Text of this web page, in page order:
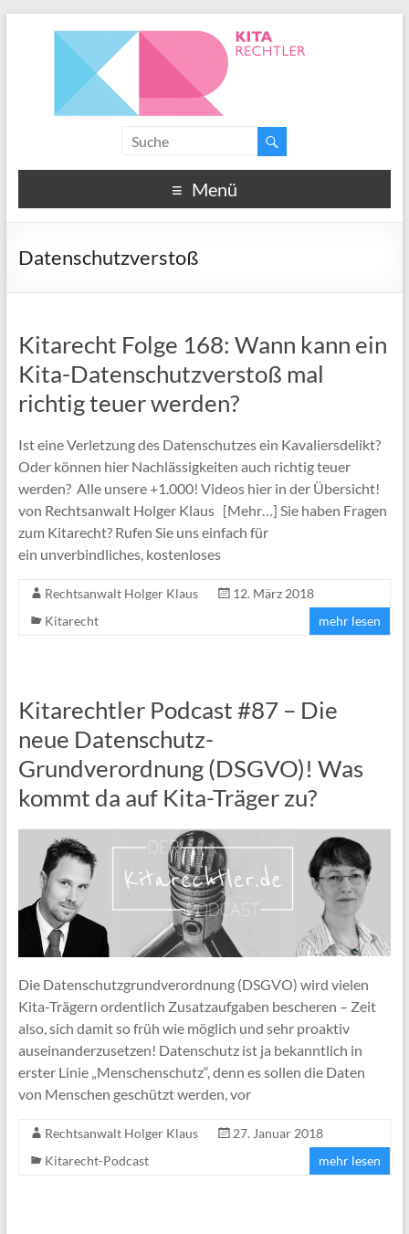
Menü
Datenschutzverstoß
Kitarecht Folge 168: Wann kann ein
Kita-Datenschutzverstoß mal
richtig teuer werden?
Ist eine Verletzung des Datenschutzes ein Kavaliersdelikt?
Oder können hier Nachlässigkeiten auch richtig teuer
werden? Alle unsere +1.000! Videos hier in der Übersicht!
von Rechtsanwalt Holger Klaus [Mehr…] Sie haben Fragen
zum Kitarecht? Rufen Sie uns einfach für
ein unverbindliches, kostenloses
Rechtsanwalt Holger Klaus
12. März 2018
Kitarecht
mehr lesen
Kitarechtler Podcast #87 – Die
neue Datenschutz-
Grundverordnung (DSGVO)! Was
kommt da auf Kita-Träger zu?
Die Datenschutzgrundverordnung (DSGVO) wird vielen
Kita-Trägern ordentlich Zusatzaufgaben bescheren – Zeit
also, sich damit so früh wie möglich und sehr proaktiv
auseinanderzusetzen! Datenschutz ist ja bekanntlich in
erster Linie „Menschenschutz“, denn es sollen die Daten
von Menschen geschützt werden, vor
Rechtsanwalt Holger Klaus
27. Januar 2018
Kitarecht-Podcast
mehr lesen